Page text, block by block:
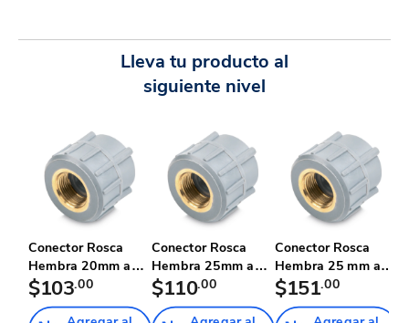
Lleva tu producto al
siguiente nivel
Conector Rosca
Hembra 20mm a
1/2" Npt Tu...
$103.00
Conector Rosca
Hembra 25mm a
1/2" Npt Tu...
$110.00
Conector Rosca
Hembra 25 mm a
3/4" Npt T...
$151.00